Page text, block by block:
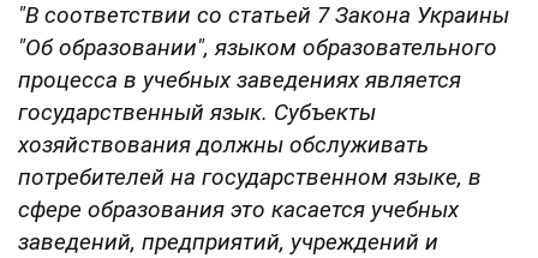
"В соответствии со статьей 7 Закона Украины
"Об образовании", языком образовательного
процесса в учебных заведениях является
государственный язык. Субъекты
хозяйствования должны обслуживать
потребителей на государственном языке, в
сфере образования это касается учебных
заведений, предприятий, учреждений и